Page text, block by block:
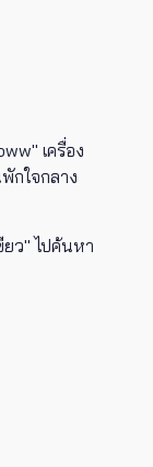
เครื่อง
กใจกลาง
ยว" ไปค้นหา